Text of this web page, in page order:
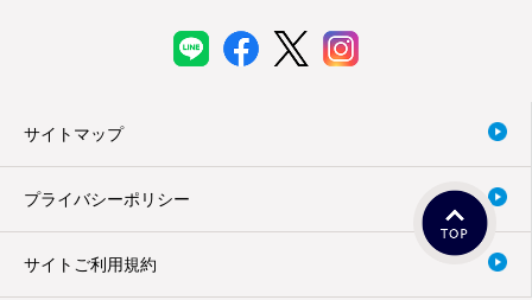
サイトマップ
プライバシーポリシー
サイトご利用規約